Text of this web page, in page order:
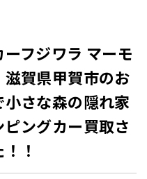
フジワラ マーモ
賀県甲賀市のお
さな森の隠れ家
ングカー買取さ
！